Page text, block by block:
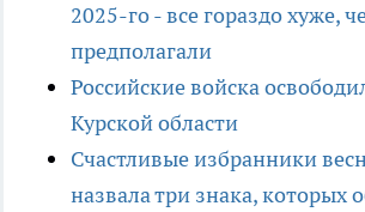
2025-го - все гораздо хуже,
предполагали
Российские войска
Курской области
Счастливые избранники
назвала три знака, которых